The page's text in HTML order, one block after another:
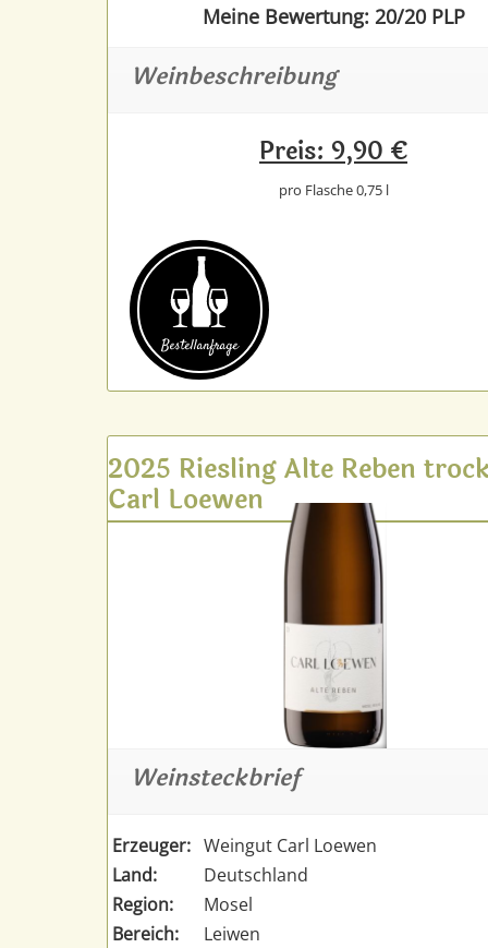
Meine Bewertung: 20/20 PLP
Weinbeschreibung
Preis: 9,90 €
pro Flasche 0,75 l
Bestell­anfrage
2025 Riesling Alte Reben
Carl Loewen
Weinsteckbrief
Erzeuger: Weingut Carl Loewen
Land:
Deutschland
Region:
Mosel
Bereich:
Leiwen